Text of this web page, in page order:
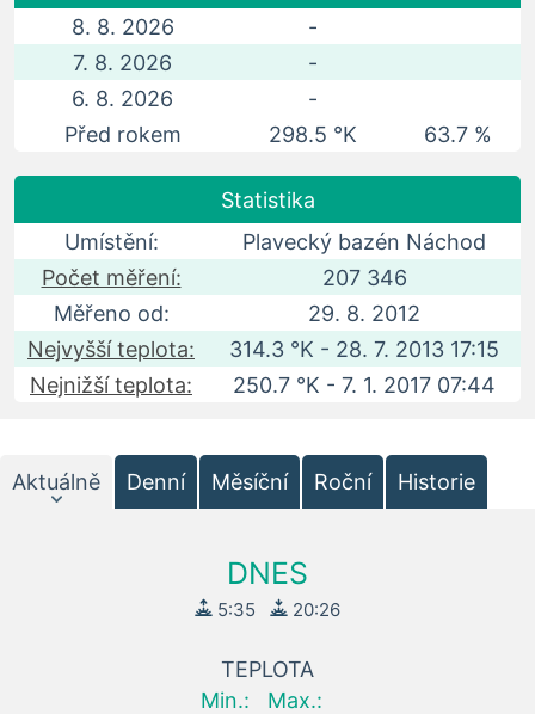
8. 8. 2026
-
7. 8. 2026
-
6. 8. 2026
-
Před rokem
298.5 °K 63.7 %
Statistika
Umístění:
Plavecký bazén Náchod
Počet měření:
207 346
Měřeno od:
29. 8. 2012
Nejvyšší teplota:
314.3 °K - 28. 7. 2013 17:15
Nejnižší teplota:
250.7 °K - 7. 1. 2017 07:44
Aktuálně Denní Měsíční Roční Historie
DNES
5:35 20:26
TEPLOTA
Min.:
Max.: